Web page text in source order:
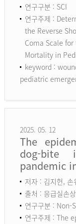
연구구분 : SCI
연구주제 :
the Reverse
Coma Scale
Mortality in
keyword :
pediatric
2025. 05. 12
The
dog-bite
pandemic
저자 : 김지헌, 손
출처 : 응급실손
연구구분 : Non-
연구주제 : The